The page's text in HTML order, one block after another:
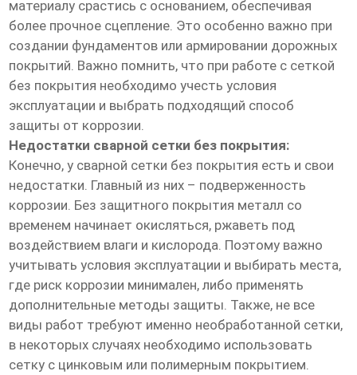
материалу срастись с основанием, обеспечивая
более прочное сцепление. Это особенно важно при
создании фундаментов или армировании дорожных
покрытий. Важно помнить, что при работе с сеткой
без покрытия необходимо учесть условия
эксплуатации и выбрать подходящий способ
защиты от коррозии.
Недостатки сварной сетки без покрытия:
Конечно, у сварной сетки без покрытия есть и свои
недостатки. Главный из них – подверженность
коррозии. Без защитного покрытия металл со
временем начинает окисляться, ржаветь под
воздействием влаги и кислорода. Поэтому важно
учитывать условия эксплуатации и выбирать места,
где риск коррозии минимален, либо применять
дополнительные методы защиты. Также, не все
виды работ требуют именно необработанной сетки,
в некоторых случаях необходимо использовать
сетку с цинковым или полимерным покрытием.